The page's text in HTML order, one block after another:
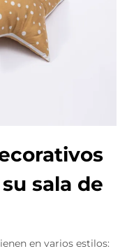
sala de
en varios estilos: